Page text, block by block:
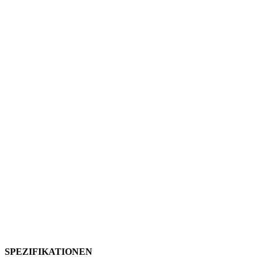
SPEZIFIKATIONEN